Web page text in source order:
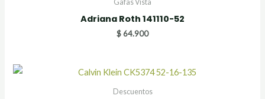
Gafas Vista
Adriana Roth 141110-52
$64.900
Descuentos